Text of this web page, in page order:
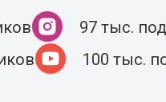
97 тыс.
100 тыс.